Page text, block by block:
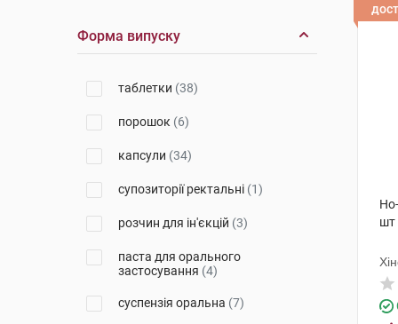
Дарниця ФФ
Кусум Фарм (3)
Форма випуску
таблетки (38)
порошок (6)
капсули (34)
супозиторії ректальні (1)
розчин для ін'єкцій (3)
паста для орального
застосування (4)
суспензія оральна (7)
шт